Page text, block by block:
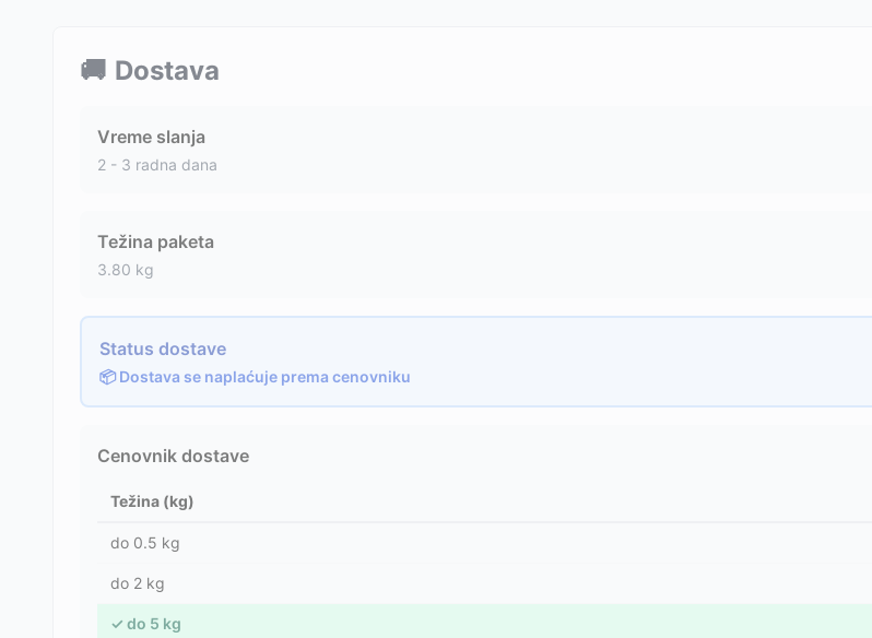
🚚 Dostava
Vreme slanja
2 - 3 radna dana
Težina paketa
3.80 kg
Status dostave
📦 Dostava se naplaćuje prema cenovniku
Cenovnik dostave
Težina (kg)
do 0.5 kg
do 2 kg
✓ do 5 kg